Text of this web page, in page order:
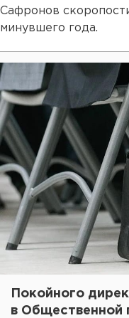
Сафронов
минувшего года.
Покойного
в Общественной